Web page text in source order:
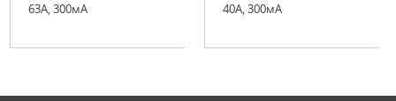
63А, 300мА
40А, 300мА